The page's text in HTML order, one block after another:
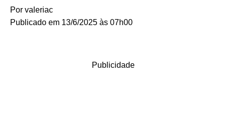
Por valeriac
Publicado em 13/6/2025 às 07h00
Publicidade